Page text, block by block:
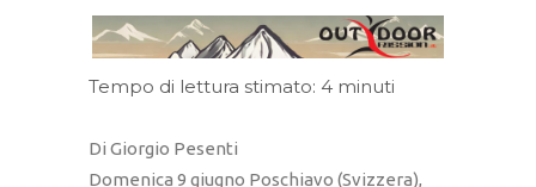
Tempo di lettura stimato: 4 minuti
Di Giorgio Pesenti
Domenica 9 giugno Poschiavo (Svizzera),